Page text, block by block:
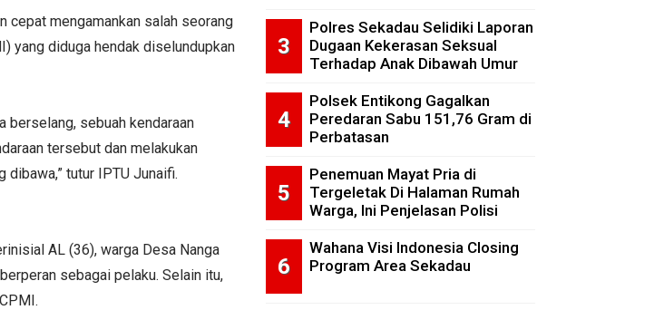
cepat mengamankan salah seorang
yang diduga hendak diselundupkan
berselang, sebuah kendaraan
tersebut dan melakukan
dibawa,” tutur IPTU Junaifi.
AL (36), warga Desa Nanga
sebagai pelaku. Selain itu,
Polres Sekadau Selidiki Laporan
Dugaan Kekerasan Seksual
Terhadap Anak Dibawah Umur
Polsek Entikong Gagalkan
Peredaran Sabu 151,76 Gram di
Perbatasan
Penemuan Mayat Pria di
Tergeletak Di Halaman Rumah
Warga, Ini Penjelasan Polisi
Wahana Visi Indonesia Closing
Program Area Sekadau